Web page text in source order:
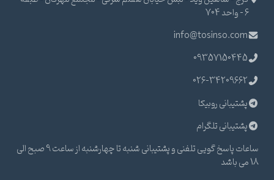
6 - واحد 704
info@tosinso.com
09357150445
026-34209662
پشتیبانی روبیکا
پشتیبانی تلگرام
ساعات پاسخ گویی تلفنی و پشتیبانی شنبه تا چهارشنبه از ساعت 9 صبح الی
18 می باشد